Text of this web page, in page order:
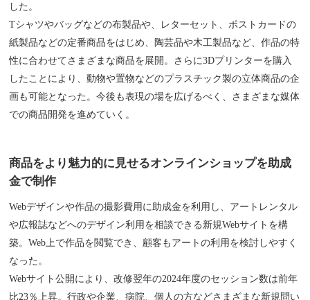
した。
Tシャツやバッグなどの布製品や、レターセット、ポストカードの
紙製品などの定番商品をはじめ、陶芸品や木工製品など、作品の特
性に合わせてさまざまな商品を展開。さらに3Dプリンターを購入
したことにより、動物や置物などのプラスチック製の立体商品の企
画も可能となった。今後も表現の場を広げるべく、さまざまな媒体
での商品開発を進めていく。
商品をより魅力的に見せるオンラインショップを助成
金で制作
Webデザインや作品の撮影費用に助成金を利用し、アートレンタル
や広報誌などへのデザイン利用を相談できる新規Webサイトを構
築。Web上で作品を閲覧でき、顧客もアートの利用を検討しやすく
なった。
Webサイト公開により、改修翌年の2024年度のセッション数は前年
比23％上昇。行政や企業、病院、個人の方などさまざまな新規問い